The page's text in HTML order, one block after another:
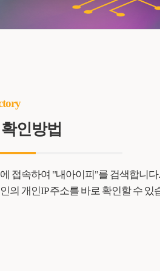
인방법
접속하여 "내아이피"를 검색합니다.
의 개인IP 주소를 바로 확인할 수 있